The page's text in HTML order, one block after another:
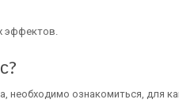
эффектов.
ознакомиться, для